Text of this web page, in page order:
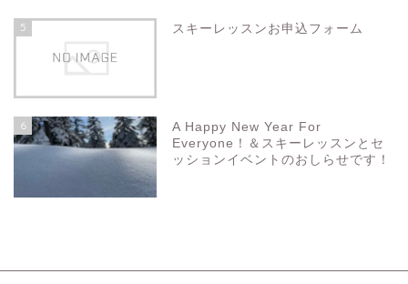
5 スキーレッスンお申込フォーム
6
A Happy New Year For
Everyone！＆スキーレッスンとセ
ッションイベントのおしらせです！